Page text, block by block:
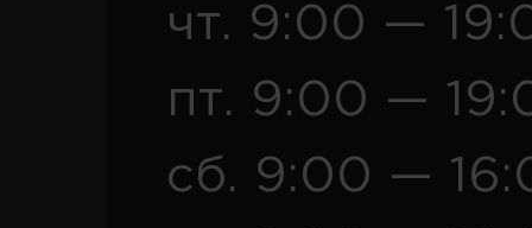
чт. 9:00 —
пт. 9:00 —
сб. 9:00 —